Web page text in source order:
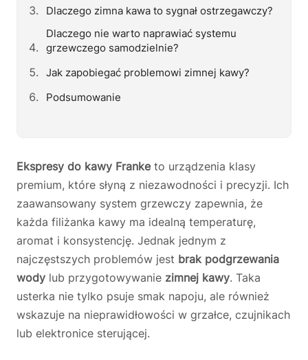
Dlaczego zimna kawa to sygnał ostrzegawczy?
Dlaczego nie warto naprawiać systemu
grzewczego samodzielnie?
Jak zapobiegać problemowi zimnej kawy?
Podsumowanie
Ekspresy do kawy Franketo urządzenia klasy
premium, które słyną z niezawodności i precyzji. Ich
zaawansowany system grzewczy zapewnia, że
każda filiżanka kawy ma idealną temperaturę,
aromat i konsystencję. Jednak jednym z
najczęstszych problemów jest brak podgrzewania
wody lub przygotowywanie zimnej kawy. Taka
usterka nie tylko psuje smak napoju, ale również
wskazuje na nieprawidłowości w grzałce, czujnikach
lub elektronice sterującej.